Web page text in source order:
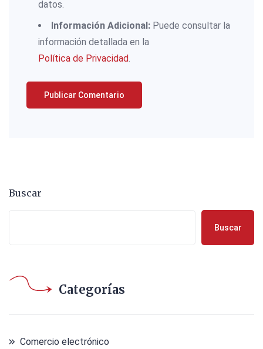
datos.
Información Adicional: Puede consultar la
información detallada en la
Política de Privacidad
Buscar
Buscar
Categorías
Comercio electrónico